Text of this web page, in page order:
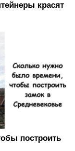
красят
построить